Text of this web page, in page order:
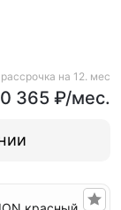
рассрочка на 12. мес
365 ₽/мес.